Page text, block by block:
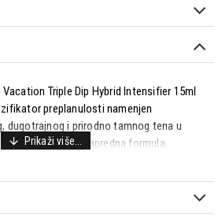
Triple Dip Hybrid Intensifier 15ml
preplanulosti namenjen
dugotrajnog i prirodno tamnog tena u
Ova napredna formula
kože, pružajući efekat „odmah
skincare proizvoda.